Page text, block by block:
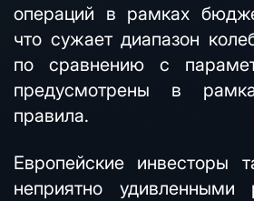
операций в рамках
что сужает диапазон
по сравнению с
предусмотрены в
правила.
Европейские инвесторы
неприятно удивленными